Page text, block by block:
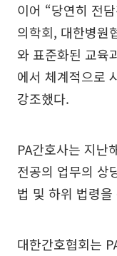
이어 “당연히 전
의학회, 대한병원
와 표준화된 교육
에서 체계적으로
강조했다.
PA간호사는 지난
전공의 업무의 상
법 및 하위 법령
대한간호협회는